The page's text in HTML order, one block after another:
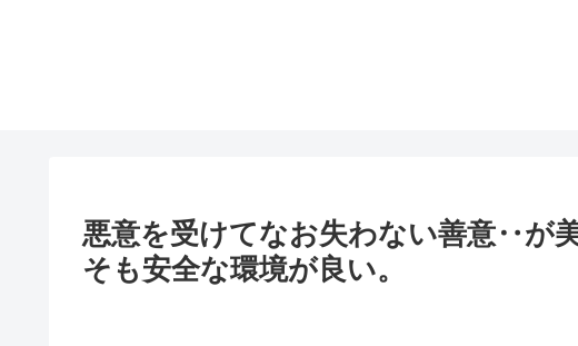
悪意を受けてなお失わない善意‥が
そも安全な環境が良い。